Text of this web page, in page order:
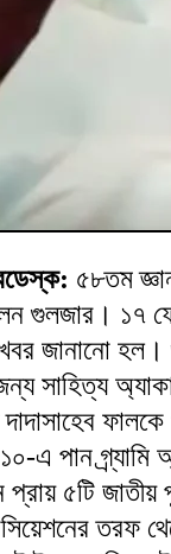
৫৮তম
গুলজার। ১৭
জানানো
সাহিত্য
এ পান গ্র্যামি
৫টি জাতীয়
তরফ